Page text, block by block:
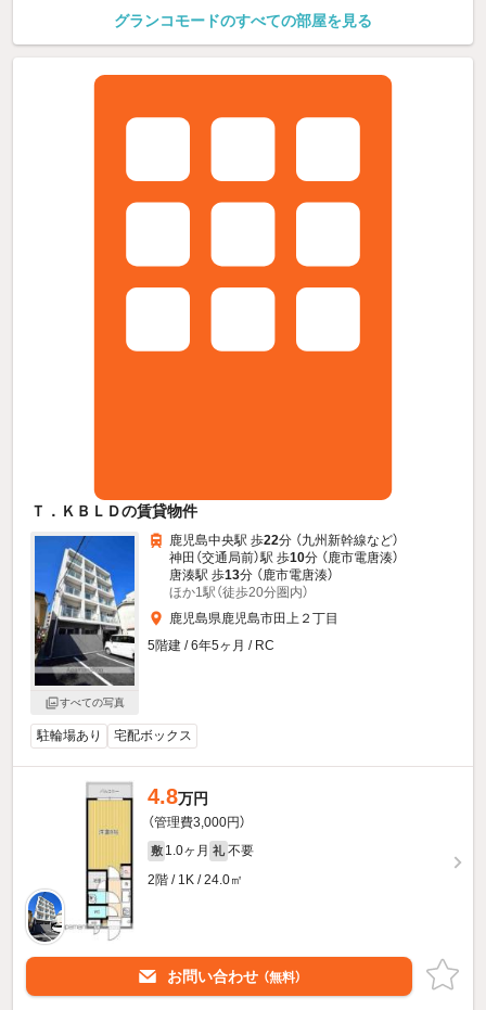
グランコモードのすべての部屋を見る
Ｔ．ＫＢＬＤの賃貸物件
すべての写真
鹿児島中央駅 歩22分 （九州新幹線など）
神田（交通局前）駅 歩10分 （鹿市電唐湊）
唐湊駅 歩13分 （鹿市電唐湊）
ほか1駅（徒歩20分圏内）
鹿児島県鹿児島市田上２丁目
5階建 / 6年5ヶ月 / RC
駐輪場あり 宅配ボックス
4.8万円
（管理費3,000円）
敷 1.0ヶ月 礼 不要
2階 / 1K / 24.0㎡
お問い合わせ （無料）